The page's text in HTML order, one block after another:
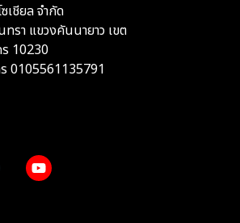
เชียล จำกัด
รา แขวงคันนายาว เขต
10230
ร 0105561135791